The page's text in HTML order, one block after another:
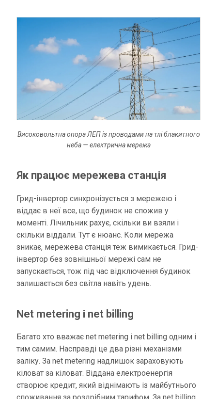
Високовольтна опора ЛЕП із проводами на тлі блакитного
неба — електрична мережа
Як працює мережева станція
Грид-інвертор синхронізується з мережею і
віддає в неї все, що будинок не спожив у
моменті. Лічильник рахує, скільки ви взяли і
скільки віддали. Тут є нюанс. Коли мережа
зникає, мережева станція теж вимикається. Грид-
інвертор без зовнішньої мережі сам не
запускається, тож під час відключення будинок
залишається без світла навіть удень.
Net metering і net billing
Багато хто вважає net metering і net billing одним і
тим самим. Насправді це два різні механізми
заліку. За net metering надлишок зараховують
кіловат за кіловат. Віддана електроенергія
створює кредит, який віднімають із майбутнього